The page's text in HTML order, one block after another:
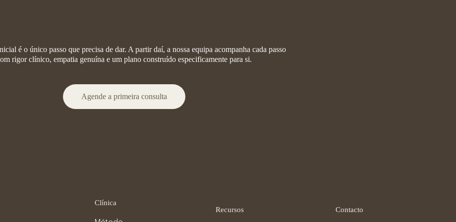
é o único passo que precisa de dar. A partir daí, a nossa equipa acompanha cada passo
rigor clínico, empatia genuína e um plano construído especificamente para si.
Agende a primeira consulta
Clínica
Recursos Contacto